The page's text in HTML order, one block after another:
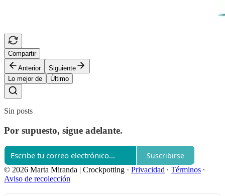
Compartir
Anterior
Siguiente
Lo mejor de
Último
Sin posts
Por supuesto, sigue adelante.
Suscribirse
© 2026 Marta Miranda | Crockpotting · Privacidad ∙ Términos ∙
Aviso de recolección